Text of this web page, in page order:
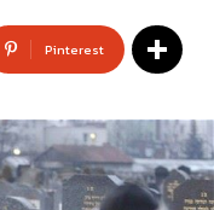
Pinterest